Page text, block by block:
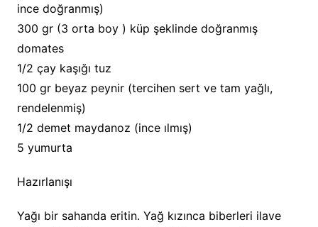
ince doğranmış)
300 gr (3 orta boy ) küp şeklinde doğranmış
domates
1/2 çay kaşığı tuz
100 gr beyaz peynir (tercihen sert ve tam yağlı,
rendelenmiş)
1/2 demet maydanoz (ince ılmış)
5 yumurta
Hazırlanışı
Yağı bir sahanda eritin. Yağ kızınca biberleri ilave